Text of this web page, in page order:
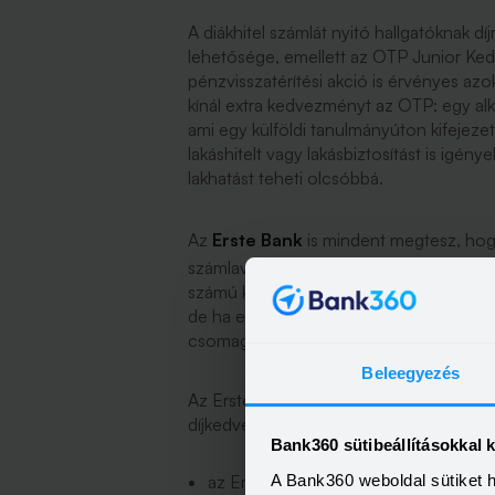
Beleegyezés
Bank360 sütibeállításokkal
A Bank360 weboldal sütiket
A diákhitel számlát nyitó hallgatóknak
lehetősége, emellett az OTP Junior
pénzvisszatérítési akció is érvényes
kínál extra kedvezményt az OTP: egy
ami egy külföldi tanulmányúton
lakáshitelt vagy lakásbiztosítást is
lakhatást teheti olcsóbbá.
Az Erste Bank is mindent megtesz,
számlavezetés itt is kihozható nullára,
számú készpénzfelvétel lehetőségével.
de ha elég a havi két alkalom, amit a
csomagdíjat sem feltétlenül kell igénybe
Az Erste a díjmentes számlavezetés
díjkedvezményt is ad a hallgatóknak.
az Erste Diákhitel Számla nyitását